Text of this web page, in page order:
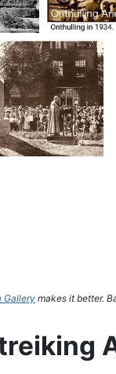
Gallery makes it better.